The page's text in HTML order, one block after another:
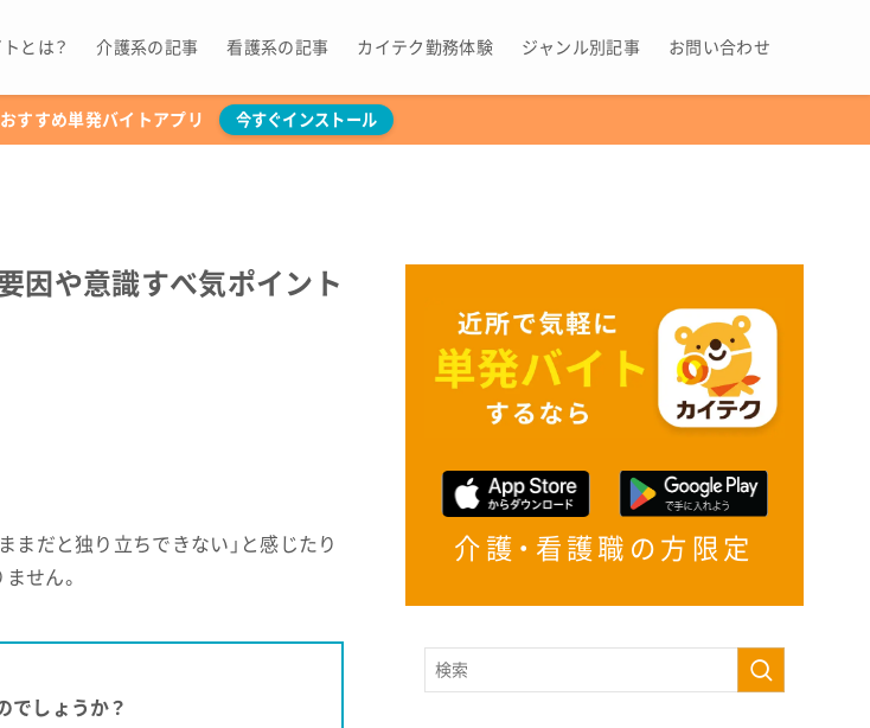
とは？ 介護系の記事 看護系の記事 カイテク勤務体験 ジャンル別記事 お問い合わせ
すすめ単発バイトアプリ 今すぐインストール
因や意識すべ気ポイント
まだと独り立ちできない」と感じたり
せん。
でしょうか？
介護・看護職の方限定